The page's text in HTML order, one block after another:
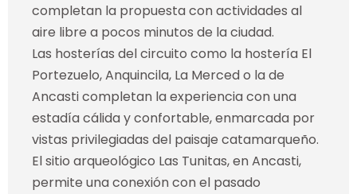
completan la propuesta con actividades al
aire libre a pocos minutos de la ciudad.
Las hosterías del circuito como la hostería El
Portezuelo, Anquincila, La Merced o la de
Ancasti completan la experiencia con una
estadía cálida y confortable, enmarcada por
vistas privilegiadas del paisaje catamarqueño.
El sitio arqueológico Las Tunitas, en Ancasti,
permite una conexión con el pasado